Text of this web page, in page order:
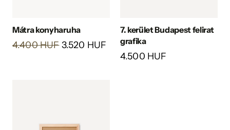
Mátra konyharuha
4.400 HUF 3.520 HUF
7. kerület Budapest felirat
grafika
4.500 HUF